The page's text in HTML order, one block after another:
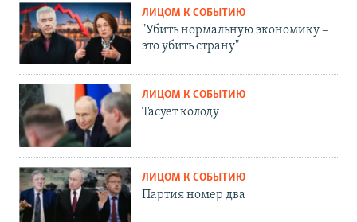
ЛИЦОМ К СОБЫТИЮ
"Убить нормальную экономику –
это убить страну"
ЛИЦОМ К СОБЫТИЮ
Тасует колоду
ЛИЦОМ К СОБЫТИЮ
Партия номер два